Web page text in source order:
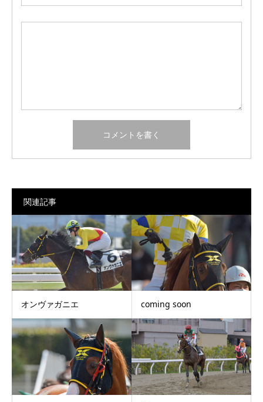
関連記事
オンヴァガニエ coming soon